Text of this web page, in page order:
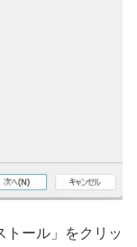
トール」をクリッ